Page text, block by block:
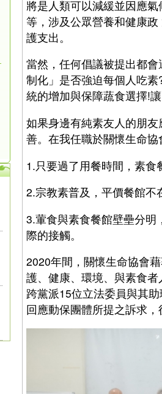
將是人類可以減緩並因應
等，涉及公眾營養和健康
護支出。
當然，任何倡議被提出都
制化」是否強迫每個人吃
統的增加與保障蔬食選擇!
如果身邊有純素友人的朋
善。在我任職於關懷生命
1.只要過了用餐時間，素
2.宗教素普及，平價餐館
3.葷食與素食餐館壁壘分
際的接觸。
2020年間，關懷生命協會
護、健康、環境、與素食
跨黨派15位立法委員與其
回應動保團體所提之訴求